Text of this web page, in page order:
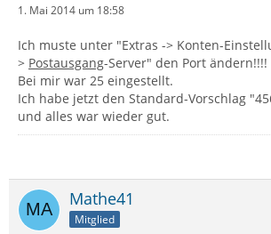
1. Mai 2014 um 18:58
Ich muste unter "Extras -> Konten-
> Postausgang-Server" den Port ändern!!!!
Bei mir war 25 eingestellt.
Ich habe jetzt den Standard-Vorschlag
und alles war wieder gut.
Mathe41
Mitglied